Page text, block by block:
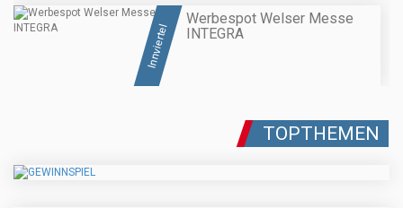
Innviertel
Werbespot Welser Messe
INTEGRA
TOPTHEMEN